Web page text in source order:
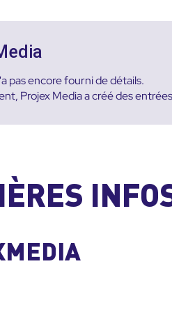
pas encore fourni de détails.
Projex Media a créé des